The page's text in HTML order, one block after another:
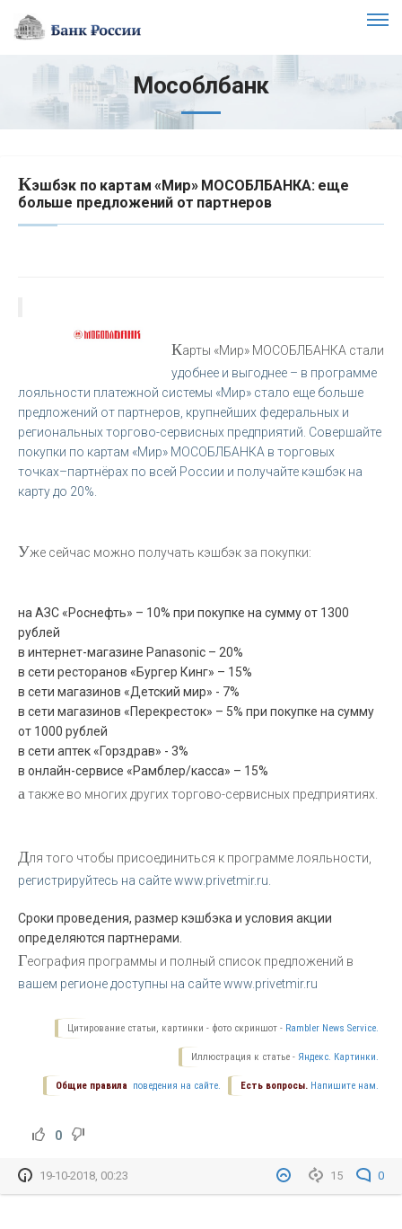
Мособлбанк
Кэшбэк по картам «Мир» МОСОБЛБАНКА: еще
больше предложений от партнеров
Карты «Мир» МОСОБЛБАНКА стали
удобнее и выгоднее – в программе
лояльности платежной системы «Мир» стало еще больше
предложений от партнеров, крупнейших федеральных и
региональных торгово-сервисных предприятий. Совершайте
покупки по картам «Мир» МОСОБЛБАНКА в торговых
точках–партнёрах по всей России и получайте кэшбэк на
карту до 20%.
Уже сейчас можно получать кэшбэк за покупки:
на АЗС «Роснефть» – 10% при покупке на сумму от 1300
рублей
в интернет-магазине Panasonic – 20%
в сети ресторанов «Бургер Кинг» – 15%
в сети магазинов «Детский мир» - 7%
в сети магазинов «Перекресток» – 5% при покупке на сумму
от 1000 рублей
в сети аптек «Горздрав» - 3%
в онлайн-сервисе «Рамблер/касса» – 15%
а также во многих других торгово-сервисных предприятиях.
Для того чтобы присоединиться к программе лояльности,
регистрируйтесь на сайте www.privetmir.ru.
Сроки проведения, размер кэшбэка и условия акции
определяются партнерами.
География программы и полный список предложений в
вашем регионе доступны на сайте www.privetmir.ru
Цитирование статьи, картинки - фото скриншот - Rambler News Service.
Иллюстрация к статье - Яндекс. Картинки.
Есть вопросы. Напишите нам.
Общие правила поведения на сайте.
0
15 0
19-10-2018, 00:23